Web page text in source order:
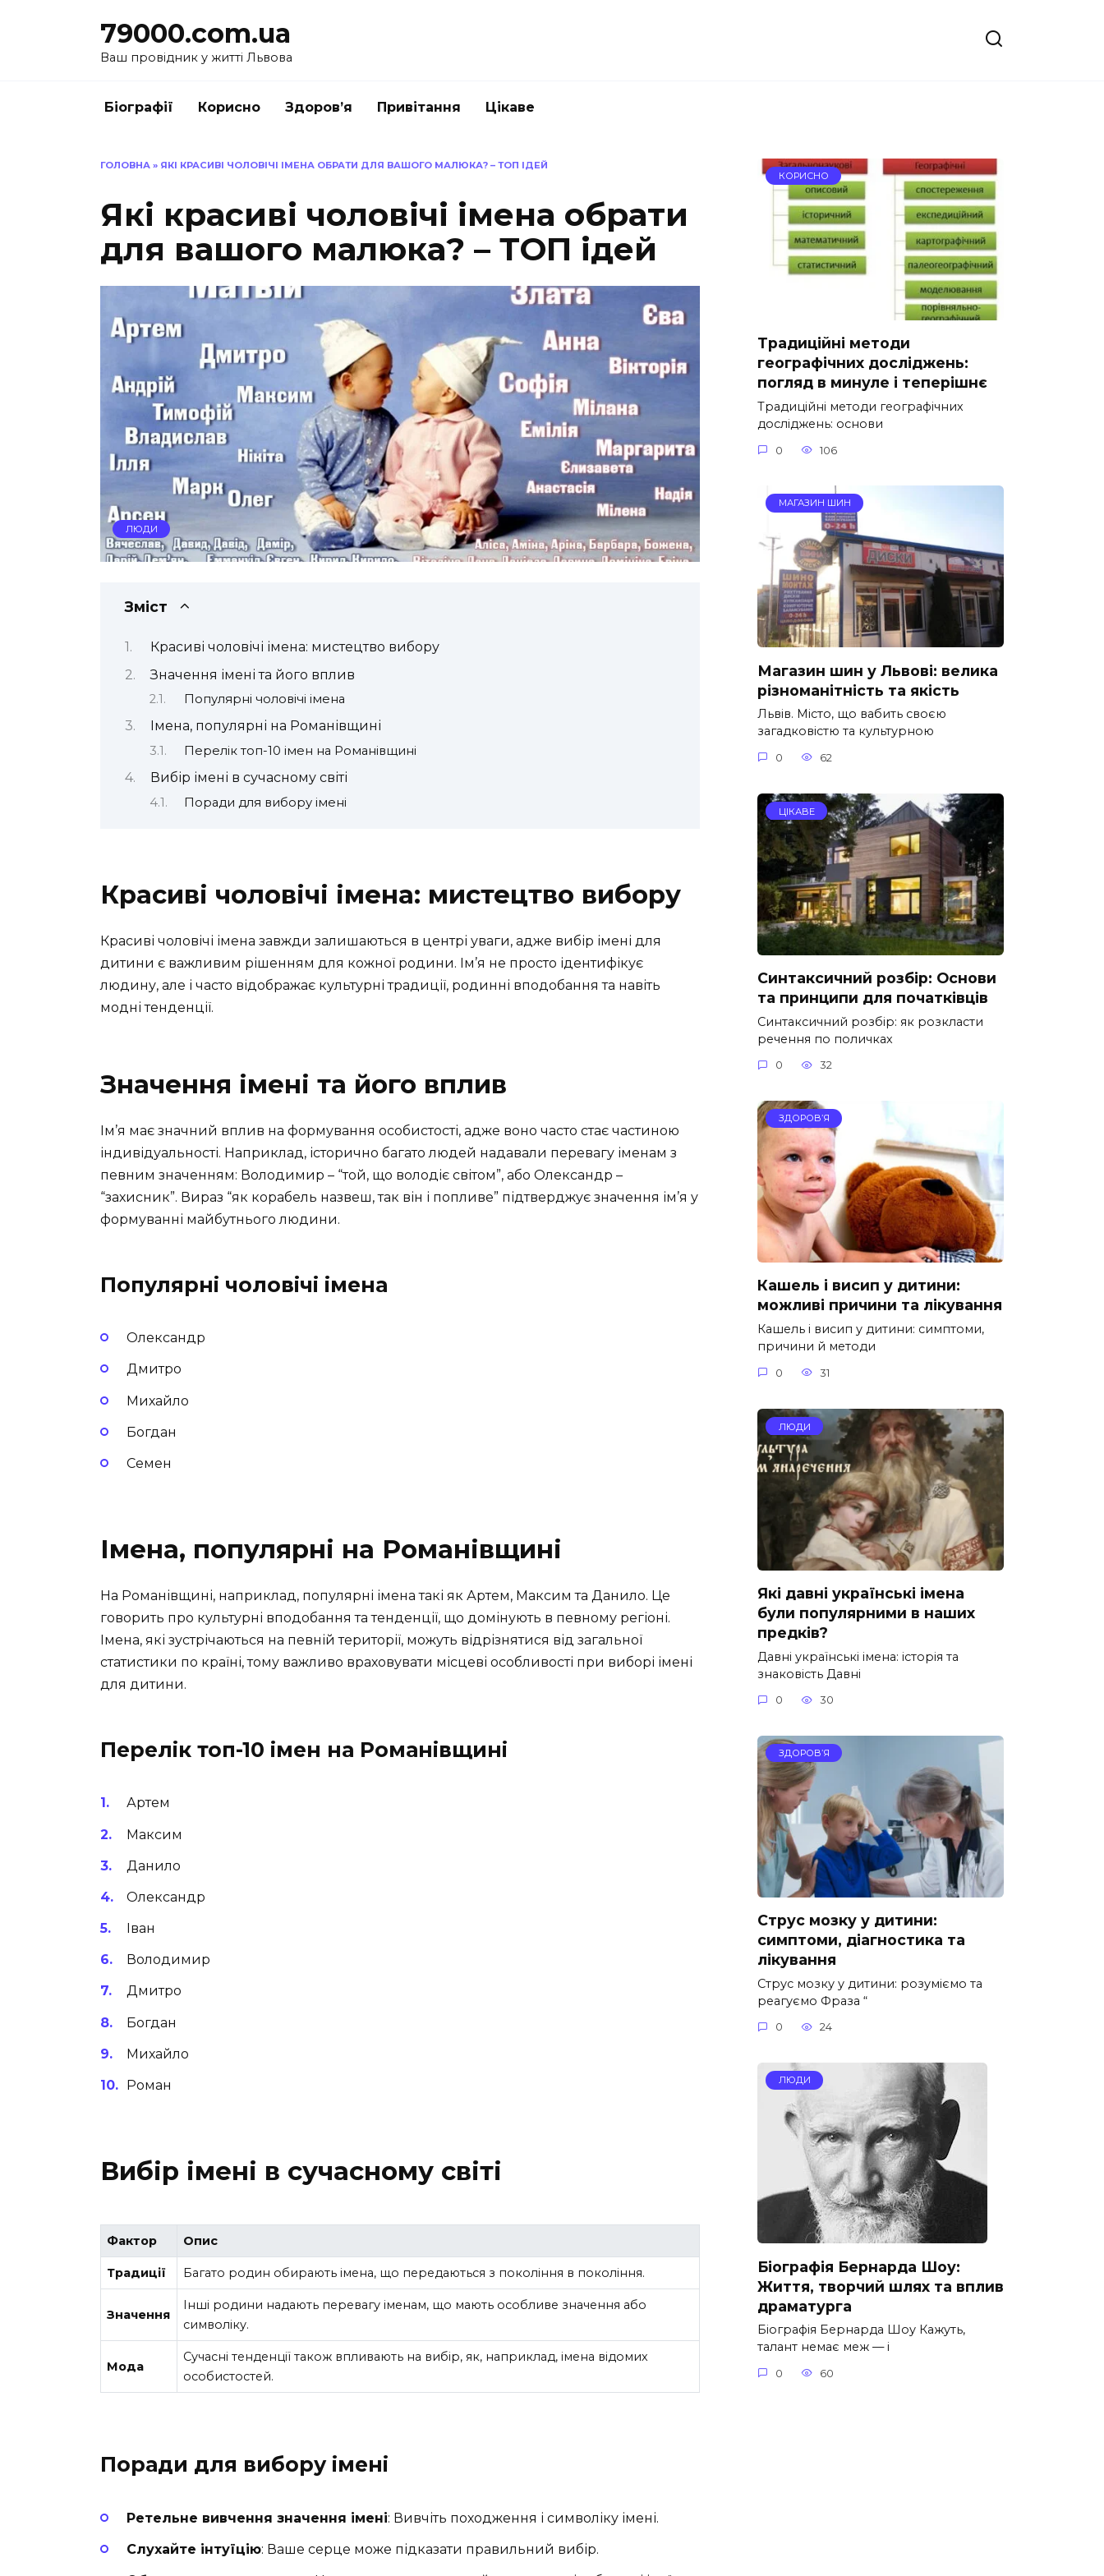
79000.com.ua
Ваш провідник у житті Львова
Біографії Корисно Здоров’я Привітання Цікаве
ГОЛОВНА » ЯКІ КРАСИВІ ЧОЛОВІЧІ ІМЕНА ОБРАТИ ДЛЯ ВАШОГО МАЛЮКА? – ТОП ІДЕЙ
Які красиві чоловічі імена обрати
для вашого малюка? – ТОП ідей
ЛЮДИ
Зміст
Красиві чоловічі імена: мистецтво вибору
Значення імені та його вплив
Популярні чоловічі імена
Імена, популярні на Романівщині
Перелік топ-10 імен на Романівщині
Вибір імені в сучасному світі
Поради для вибору імені
Красиві чоловічі імена: мистецтво вибору
Красиві чоловічі імена завжди залишаються в центрі уваги, адже вибір імені для
дитини є важливим рішенням для кожної родини. Ім’я не просто ідентифікує
людину, але і часто відображає культурні традиції, родинні вподобання та навіть
модні тенденції.
Значення імені та його вплив
Ім’я має значний вплив на формування особистості, адже воно часто стає частиною
індивідуальності. Наприклад, історично багато людей надавали перевагу іменам з
певним значенням: Володимир – “той, що володіє світом”, або Олександр –
“захисник”. Вираз “як корабель назвеш, так він і попливе” підтверджує значення ім’я у
формуванні майбутнього людини.
Популярні чоловічі імена
Олександр
Дмитро
Михайло
Богдан
Семен
Імена, популярні на Романівщині
На Романівщині, наприклад, популярні імена такі як Артем, Максим та Данило. Це
говорить про культурні вподобання та тенденції, що домінують в певному регіоні.
Імена, які зустрічаються на певній території, можуть відрізнятися від загальної
статистики по країні, тому важливо враховувати місцеві особливості при виборі імені
для дитини.
Перелік топ-10 імен на Романівщині
Артем
Максим
Данило
Олександр
Іван
Володимир
Дмитро
Богдан
Михайло
Роман
Вибір імені в сучасному світі
Фактор Опис
Традиції Багато родин обирають імена, що передаються з покоління в покоління.
Значення
Інші родини надають перевагу іменам, що мають особливе значення або
символіку.
Мода
Сучасні тенденції також впливають на вибір, як, наприклад, імена відомих
особистостей.
Поради для вибору імені
Ретельне вивчення значення імені: Вивчіть походження і символіку імені.
Слухайте інтуїцію: Ваше серце може підказати правильний вибір.
КОРИСНО
Традиційні методи
географічних досліджень:
погляд в минуле і теперішнє
Традиційні методи географічних
досліджень: основи
0 106
МАГАЗИН ШИН
Магазин шин у Львові: велика
різноманітність та якість
Львів. Місто, що вабить своєю
загадковістю та культурною
0 62
ЦІКАВЕ
Синтаксичний розбір: Основи
та принципи для початківців
Синтаксичний розбір: як розкласти
речення по поличках
0 32
ЗДОРОВ’Я
Кашель і висип у дитини:
можливі причини та лікування
Кашель і висип у дитини: симптоми,
причини й методи
0 31
ЛЮДИ
Які давні українські імена
були популярними в наших
предків?
Давні українські імена: історія та
знаковість Давні
0 30
ЗДОРОВ’Я
Струс мозку у дитини:
симптоми, діагностика та
лікування
Струс мозку у дитини: розуміємо та
реагуємо Фраза “
0 24
ЛЮДИ
Біографія Бернарда Шоу:
Життя, творчий шлях та вплив
драматурга
Біографія Бернарда Шоу Кажуть,
талант немає меж — і
0 60